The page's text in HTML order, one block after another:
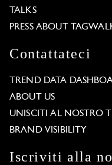
TALKS
PRESS ABOUT
Contattateci
TREND DATA
ABOUT US
UNISCITI AL NOSTRO
BRAND VISIBILITY
Iscriviti alla